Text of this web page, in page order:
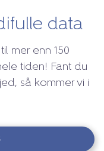
data
mer enn 150
tiden! Fant du
så kommer vi i